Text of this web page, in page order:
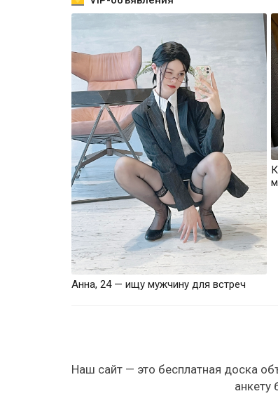
Анна, 24 — ищу мужчину для встреч
Наш сайт — это бесплатная доска
анкету